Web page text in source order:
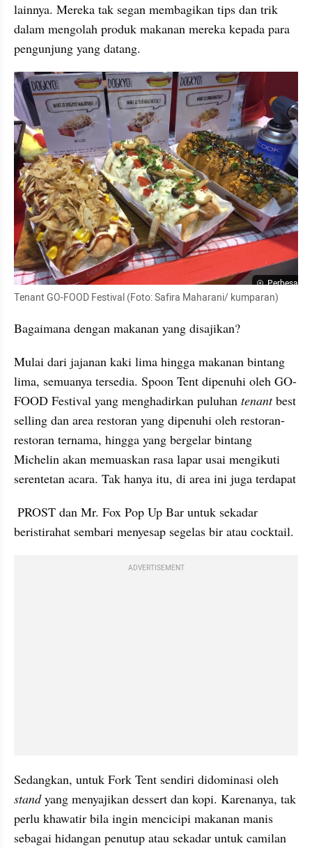
lainnya. Mereka tak segan membagikan tips dan trik
dalam mengolah produk makanan mereka kepada para
pengunjung yang datang.
Perbesar
Tenant GO-FOOD Festival (Foto: Safira Maharani/ kumparan)
Bagaimana dengan makanan yang disajikan?
Mulai dari jajanan kaki lima hingga makanan bintang
lima, semuanya tersedia. Spoon Tent dipenuhi oleh GO-
FOOD Festival yang menghadirkan puluhan tenant best
selling dan area restoran yang dipenuhi oleh restoran-
restoran ternama, hingga yang bergelar bintang
Michelin akan memuaskan rasa lapar usai mengikuti
beristirahat sembari menyesap segelas bir atau cocktail.
ADVERTISEMENT
stand yang menyajikan dessert dan kopi. Karenanya, tak
perlu khawatir bila ingin mencicipi makanan manis
sebagai hidangan penutup atau sekadar untuk camilan